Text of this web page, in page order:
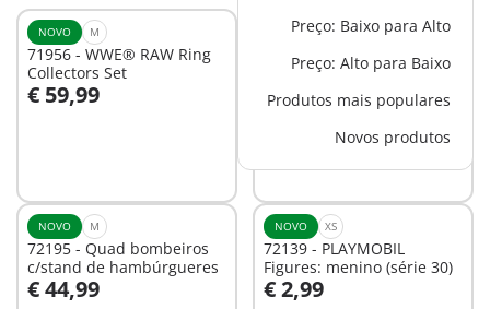
Preço: Baixo para Alto
Preço: Alto para Baixo
Produtos mais populares
Novos produtos
NOVO M
71956 - WWE® RAW Ring
Collectors Set
€ 59,99
Ao carrinho
NOVO M
72196 - Helicóptero dos
bombeiros
€ 19,99
Ao carrinho
NOVO M
72195 - Quad bombeiros
c/stand de hambúrgueres
€ 44,99
Ao carrinho
NOVO XS
72139 - PLAYMOBIL
Figures: menino (série 30)
€ 2,99
Ao carrinho